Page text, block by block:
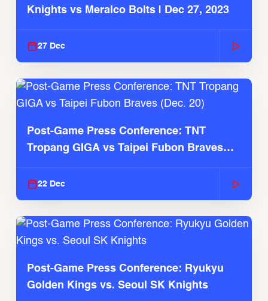
Knights vs Meralco Bolts | Dec 27, 2023
27 Dec
Post-Game Press Conference: TNT
Tropang GIGA vs Taipei Fubon Braves
22 Dec
Post-Game Press Conference: Ryukyu
Golden Kings vs. Seoul SK Knights